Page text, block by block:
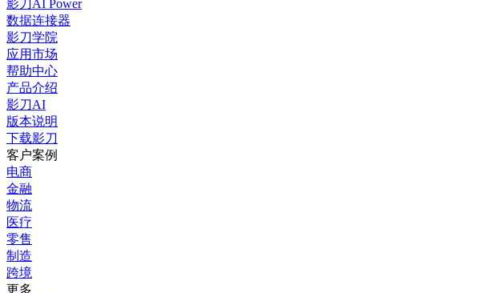
影刀AI Power
数据连接器
影刀学院
应用市场
帮助中心
产品介绍
影刀AI
版本说明
下载影刀
客户案例
电商
金融
物流
医疗
零售
制造
跨境
更多